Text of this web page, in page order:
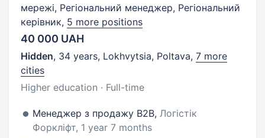
мережі, Регіональний менеджер, Регіональний
керівник, 5 more positions
40 000 UAH
Hidden, 34 years, Lokhvytsia, Poltava, 7 more
cities
Higher education · Full-time
Менеджер з продажу В2В, Логістік
Форкліфт, 1 year 7 months